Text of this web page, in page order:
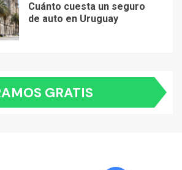
Cuánto cuesta un seguro
de auto en Uruguay
GRATIS